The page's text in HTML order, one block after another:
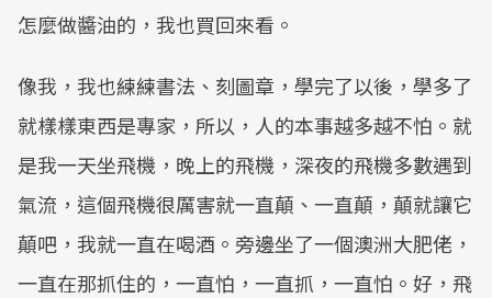
怎麼做醬油的，我也買回來看。
像我，我也練練書法、刻圖章，學完了以後，學多了
就樣樣東西是專家，所以，人的本事越多越不怕。就
是我一天坐飛機，晚上的飛機，深夜的飛機多數遇到
氣流，這個飛機很厲害就一直顛、一直顛，顛就讓它
顛吧，我就一直在喝酒。旁邊坐了一個澳洲大肥佬，
一直在那抓住的，一直怕，一直抓，一直怕。好，飛